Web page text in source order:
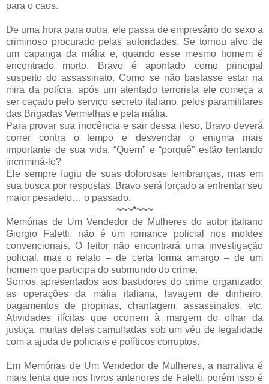
para o caos.
De uma hora para outra, ele passa de empresário do sexo a
criminoso procurado pelas autoridades. Se tornou alvo de
um capanga da máfia e, quando esse mesmo homem é
encontrado morto, Bravo é apontado como principal
suspeito do assassinato. Como se não bastasse estar na
mira da polícia, após um atentado terrorista ele começa a
ser caçado pelo serviço secreto italiano, pelos paramilitares
das Brigadas Vermelhas e pela máfia.
Para provar sua inocência e sair dessa ileso, Bravo deverá
correr contra o tempo e desvendar o enigma mais
importante de sua vida. “Quem” e “porquê” estão tentando
incriminá-lo?
Ele sempre fugiu de suas dolorosas lembranças, mas em
sua busca por respostas, Bravo será forçado a enfrentar seu
maior pesadelo… o passado.
~~~*~~~
Memórias de Um Vendedor de Mulheres do autor italiano
Giorgio Faletti, não é um romance policial nos moldes
convencionais. O leitor não encontrará uma investigação
policial, mas o relato – de certa forma amargo – de um
homem que participa do submundo do crime.
Somos apresentados aos bastidores do crime organizado:
as operações da máfia italiana, lavagem de dinheiro,
pagamentos de propinas, chantagem, assassinatos, etc.
Atividades ilícitas que ocorrem à margem do olhar da
justiça, muitas delas camufladas sob um véu de legalidade
com a ajuda de policiais e políticos corruptos.
Em Memórias de Um Vendedor de Mulheres, a narrativa é
mais lenta que nos livros anteriores de Faletti, porém isso é